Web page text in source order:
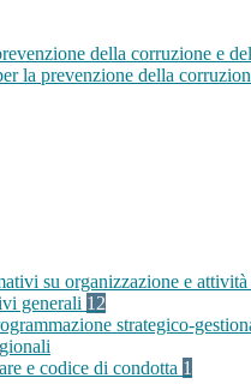
della corruzione e
la prevenzione della
su organizzazione e attività
generali 12
strategico-
e codice di condotta 1